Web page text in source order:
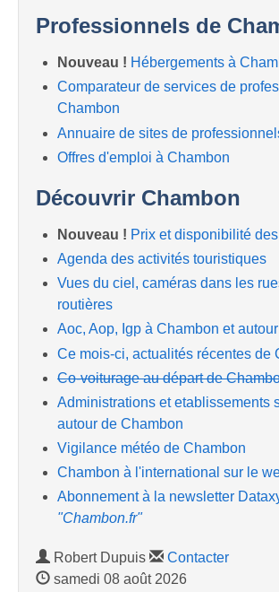
Professionnels de
Nouveau ! Hébergements à
Comparateur de services de
Chambon
Annuaire de sites de
Offres d'emploi à Chambon
Découvrir Chambon
Nouveau ! Prix et disponibilité
Agenda des activités touristiques
Vues du ciel, caméras dans les
routières
Aoc, Aop, Igp à Chambon et autour
Ce mois-ci, actualités récentes de
Co-voiturage au départ de
Administrations et etablissements
autour de Chambon
Vigilance météo de Chambon
Chambon à l'international sur le
Abonnement à la newsletter
"Chambon.fr"
Robert Dupuis
Contacter
samedi 08 août 2026